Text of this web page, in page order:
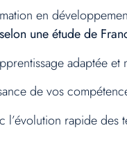
en
une étude de
adaptée et
de vos
rapide